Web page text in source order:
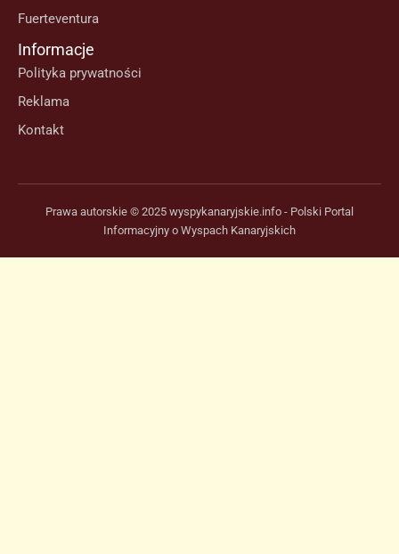
Fuerteventura
Informacje
Polityka prywatności
Reklama
Kontakt
Prawa autorskie © 2025 wyspykanaryjskie.info - Polski Portal
Informacyjny o Wyspach Kanaryjskich